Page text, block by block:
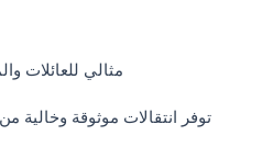
مثالي للعائلات